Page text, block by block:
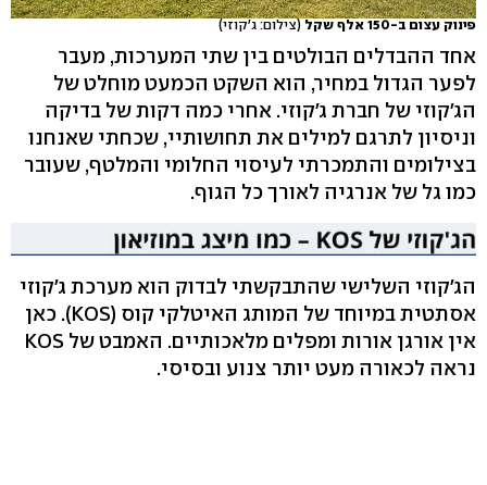
פינוק עצום ב-150 אלף שקל (צילום: ג'קוזי)
אחד ההבדלים הבולטים בין שתי המערכות, מעבר
לפער הגדול במחיר, הוא השקט הכמעט מוחלט של
הג'קוזי של חברת ג'קוזי. אחרי כמה דקות של בדיקה
וניסיון לתרגם למילים את תחושותיי, שכחתי שאנחנו
בצילומים והתמכרתי לעיסוי החלומי והמלטף, שעובר
כמו גל של אנרגיה לאורך כל הגוף.
הג'קוזי השלישי שהתבקשתי לבדוק הוא מערכת ג'קוזי
אסתטית במיוחד של המותג האיטלקי קוס (KOS). כאן
אין אורגן אורות ומפלים מלאכותיים. האמבט של KOS
נראה לכאורה מעט יותר צנוע ובסיסי.